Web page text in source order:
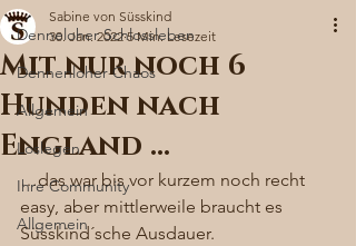
Denneloher Schlossleben
Dennenloher Chaos
Allgemein
Loslegen
Ihre Community
Allgemein
Mit nur noch 6
Hunden nach
England …
Sabine von Süsskind
30. Jan. 2022 5 Min. Lesezeit
…das war bis vor kurzem noch recht
easy, aber mittlerweile braucht es
Süsskind´sche Ausdauer.